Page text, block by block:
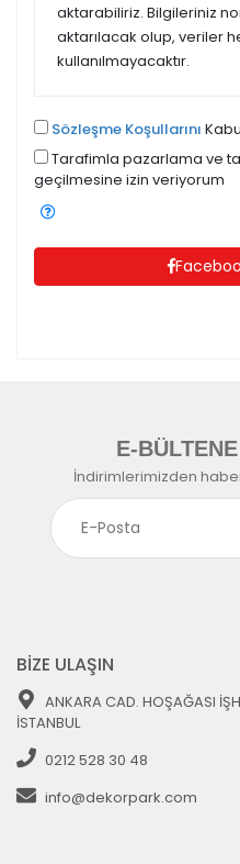
aktarabiliriz. Bilgileriniz
aktarılacak olup, veriler
kullanılmayacaktır.
Sözleşme Koşullarını
Tarafimla pazarlama ve
geçilmesine izin veriyorum
E-
İndirimlerimizden
BİZE ULAŞIN
ANKARA CAD. HOŞAĞASI
İSTANBUL
0212 528 30 48
info@dekorpark.com